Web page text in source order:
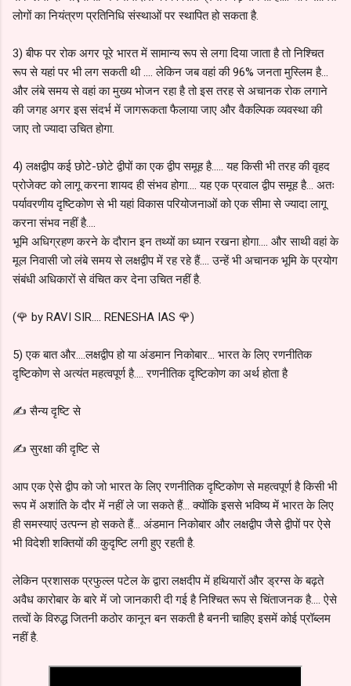
लोगों का नियंत्रण प्रतिनिधि संस्थाओं पर स्थापित हो सकता है.
3) बीफ पर रोक अगर पूरे भारत में सामान्य रूप से लगा दिया जाता है तो निश्चित
रूप से यहां पर भी लग सकती थी .... लेकिन जब वहां की 96% जनता मुस्लिम है...
और लंबे समय से वहां का मुख्य भोजन रहा है तो इस तरह से अचानक रोक लगाने
की जगह अगर इस संदर्भ में जागरूकता फैलाया जाए और वैकल्पिक व्यवस्था की
जाए तो ज्यादा उचित होगा.
4) लक्षद्वीप कई छोटे-छोटे द्वीपों का एक द्वीप समूह है..... यह किसी भी तरह की वृहद
प्रोजेक्ट को लागू करना शायद ही संभव होगा.... यह एक प्रवाल द्वीप समूह है... अतः
पर्यावरणीय दृष्टिकोण से भी यहां विकास परियोजनाओं को एक सीमा से ज्यादा लागू
करना संभव नहीं है....
भूमि अधिग्रहण करने के दौरान इन तथ्यों का ध्यान रखना होगा.... और साथी वहां के
मूल निवासी जो लंबे समय से लक्षद्वीप में रह रहे हैं.... उन्हें भी अचानक भूमि के प्रयोग
संबंधी अधिकारों से वंचित कर देना उचित नहीं है.
(🌹 by RAVI SIR.... RENESHA IAS 🌹)
5) एक बात और....लक्षद्वीप हो या अंडमान निकोबार... भारत के लिए रणनीतिक
दृष्टिकोण से अत्यंत महत्वपूर्ण है.... रणनीतिक दृष्टिकोण का अर्थ होता है
✍️ सैन्य दृष्टि से
✍️ सुरक्षा की दृष्टि से
आप एक ऐसे द्वीप को जो भारत के लिए रणनीतिक दृष्टिकोण से महत्वपूर्ण है किसी भी
रूप में अशांति के दौर में नहीं ले जा सकते हैं... क्योंकि इससे भविष्य में भारत के लिए
ही समस्याएं उत्पन्न हो सकते हैं... अंडमान निकोबार और लक्षद्वीप जैसे द्वीपों पर ऐसे
भी विदेशी शक्तियों की कुदृष्टि लगी हुए रहती है.
लेकिन प्रशासक प्रफुल्ल पटेल के द्वारा लक्षदीप में हथियारों और ड्रग्स के बढ़ते
अवैध कारोबार के बारे में जो जानकारी दी गई है निश्चित रूप से चिंताजनक है.... ऐसे
तत्वों के विरुद्ध जितनी कठोर कानून बन सकती है बननी चाहिए इसमें कोई प्रॉब्लम
नहीं है.